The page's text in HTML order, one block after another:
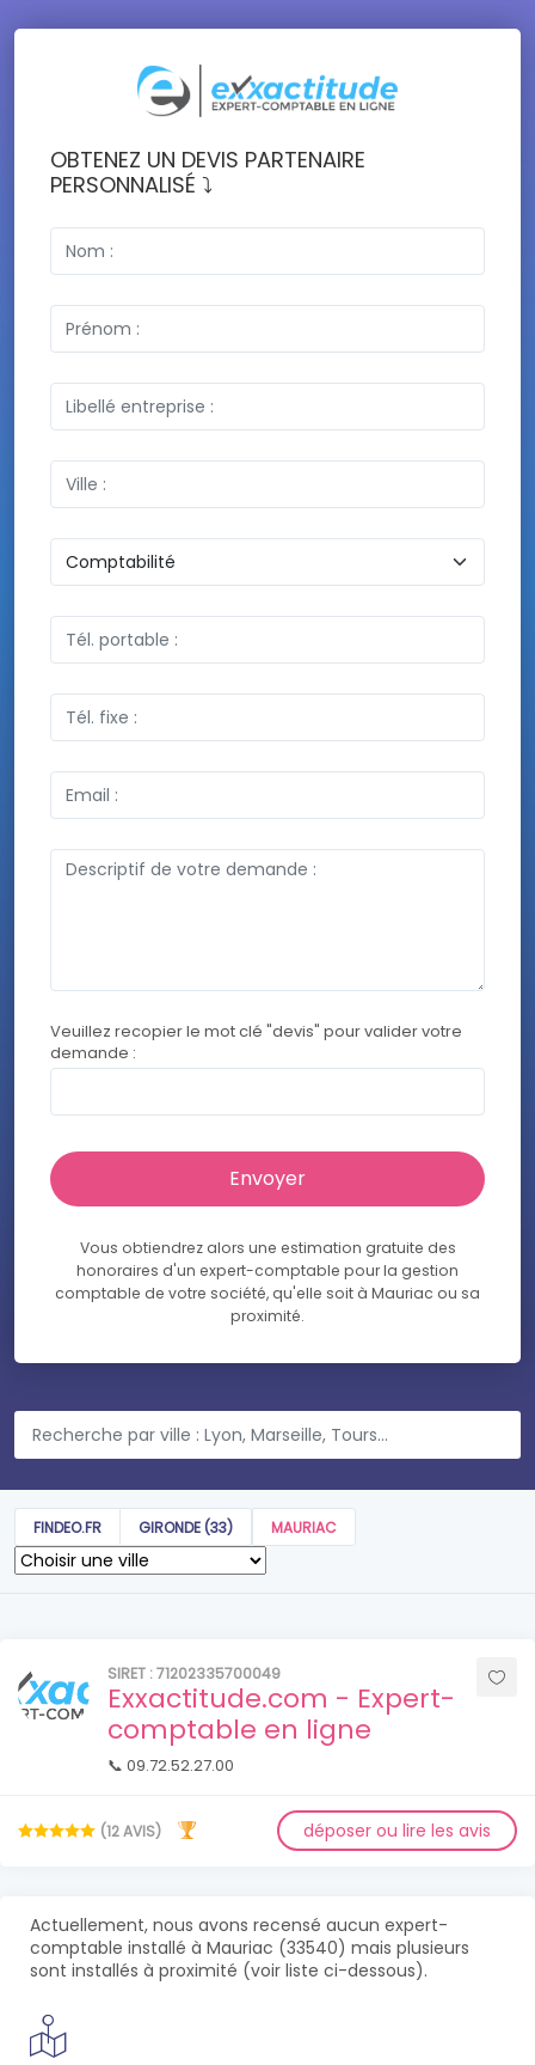
OBTENEZ UN DEVIS PARTENAIRE
PERSONNALISÉ ⤵️
Veuillez recopier le mot clé "devis" pour valider votre
demande :
Vous obtiendrez alors une estimation gratuite des
honoraires d'un expert-comptable pour la gestion
comptable de votre société, qu'elle soit à Mauriac ou sa
proximité.
FINDEO.FR GIRONDE (33) MAURIAC
SIRET : 71202335700049
Exxactitude.com - Expert-
comptable en ligne
📞 09.72.52.27.00
(12 AVIS) déposer ou lire les avis
Actuellement, nous avons recensé aucun expert-
comptable installé à Mauriac (33540) mais plusieurs
sont installés à proximité (voir liste ci-dessous).